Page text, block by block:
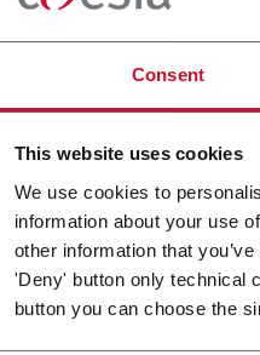
Consent
This website uses cookies
We use cookies to
information about your use
other information that
'Deny' button only technical
button you can choose the
Feed